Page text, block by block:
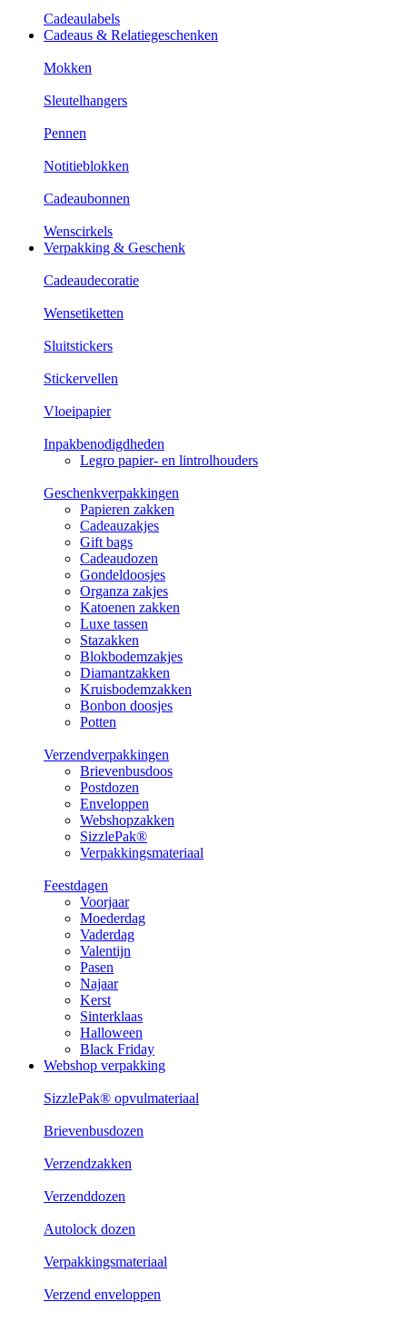
Cadeaulabels
Cadeaus & Relatiegeschenken
Mokken
Sleutelhangers
Pennen
Notitieblokken
Cadeaubonnen
Wenscirkels
Verpakking & Geschenk
Cadeaudecoratie
Wensetiketten
Sluitstickers
Stickervellen
Vloeipapier
Inpakbenodigdheden
Legro papier- en lintrolhouders
Geschenkverpakkingen
Papieren zakken
Cadeauzakjes
Gift bags
Cadeaudozen
Gondeldoosjes
Organza zakjes
Katoenen zakken
Luxe tassen
Stazakken
Blokbodemzakjes
Diamantzakken
Kruisbodemzakken
Bonbon doosjes
Potten
Verzendverpakkingen
Brievenbusdoos
Postdozen
Enveloppen
Webshopzakken
SizzlePak®
Verpakkingsmateriaal
Feestdagen
Voorjaar
Moederdag
Vaderdag
Valentijn
Pasen
Najaar
Kerst
Sinterklaas
Halloween
Black Friday
Webshop verpakking
SizzlePak® opvulmateriaal
Brievenbusdozen
Verzendzakken
Verzenddozen
Autolock dozen
Verpakkingsmateriaal
Verzend enveloppen